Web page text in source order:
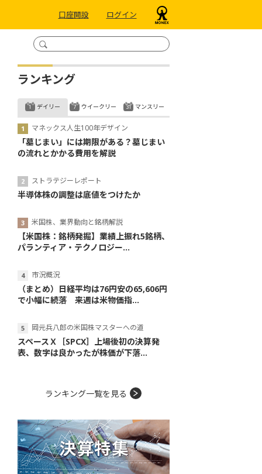
口座開設 ログイン
ランキング
デイリー
マネックス人生100年デザイン
「墓じまい」には期限がある？墓じまい
の流れとかかる費用を解説
ストラテジーレポート
半導体株の調整は底値をつけたか
米国株、業界動向と銘柄解説
【米国株：銘柄発掘】業績上振れ5銘柄、
パランティア・テクノロジー...
市況概況
（まとめ）日経平均は76円安の65,606円
で小幅に続落 来週は米物価指...
岡元兵八郎の米国株マスターへの道
スペースＸ［SPCX］上場後初の決算発
表、数字は良かったが株価が下落...
ウイークリー マンスリー
ランキング一覧を見る